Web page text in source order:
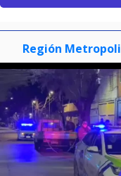
Región